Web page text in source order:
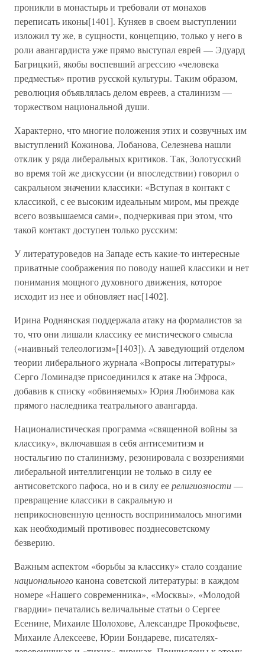
проникли в монастырь и требовали от монахов
переписать иконы[1401]. Куняев в своем выступлении
изложил ту же, в сущности, концепцию, только у него в
роли авангардиста уже прямо выступал еврей — Эдуард
Багрицкий, якобы воспевший агрессию «человека
предместья» против русской культуры. Таким образом,
революция объявлялась делом евреев, а сталинизм —
торжеством национальной души.
Характерно, что многие положения этих и созвучных им
выступлений Кожинова, Лобанова, Селезнева нашли
отклик у ряда либеральных критиков. Так, Золотусский
во время той же дискуссии (и впоследствии) говорил о
сакральном значении классики: «Вступая в контакт с
классикой, с ее высоким идеальным миром, мы прежде
всего возвышаемся сами», подчеркивая при этом, что
такой контакт доступен только русским:
У литературоведов на Западе есть какие-то интересные
приватные соображения по поводу нашей классики и нет
понимания мощного духовного движения, которое
исходит из нее и обновляет нас[1402].
Ирина Роднянская поддержала атаку на формалистов за
то, что они лишали классику ее мистического смысла
(«наивный телеологизм»[1403]). А заведующий отделом
теории либерального журнала «Вопросы литературы»
Серго Ломинадзе присоединился к атаке на Эфроса,
добавив к списку «обвиняемых» Юрия Любимова как
прямого наследника театрального авангарда.
Националистическая программа «священной войны за
классику», включавшая в себя антисемитизм и
ностальгию по сталинизму, резонировала с воззрениями
либеральной интеллигенции не только в силу ее
антисоветского пафоса, но и в силу еерелигиозности—
превращение классики в сакральную и
неприкосновенную ценность воспринималось многими
как необходимый противовес позднесоветскому
безверию.
Важным аспектом «борьбы за классику» стало создание
национальногоканона советской литературы: в каждом
номере «Нашего современника», «Москвы», «Молодой
гвардии» печатались величальные статьи о Сергее
Есенине, Михаиле Шолохове, Александре Прокофьеве,
Михаиле Алексееве, Юрии Бондареве, писателях-